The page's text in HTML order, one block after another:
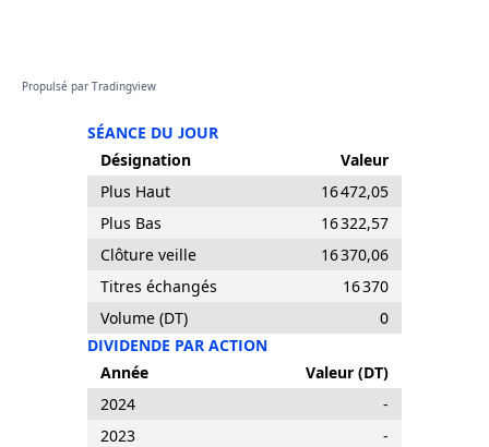
Propulsé par Tradingview
SÉANCE DU JOUR
Désignation
Valeur
Plus Haut
16 472,05
Plus Bas
16 322,57
Clôture veille
16 370,06
Titres échangés
16 370
Volume (DT)
0
DIVIDENDE PAR ACTION
Année
Valeur (DT)
2024
-
2023
-